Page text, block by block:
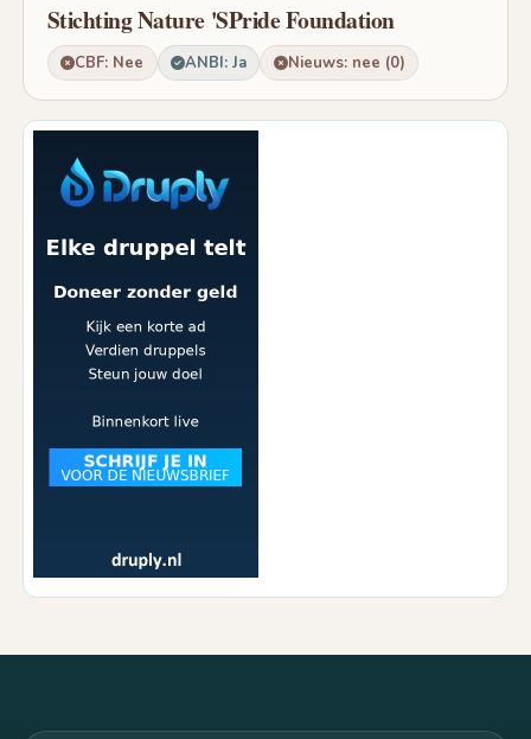
Stichting Nature 'SPride Foundation
CBF: Nee ANBI: Ja Nieuws: nee (0)